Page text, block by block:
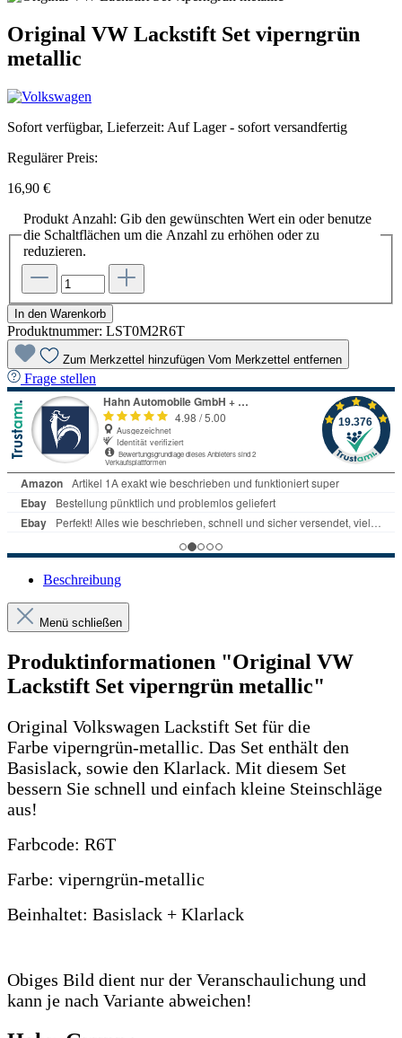
Original VW Lackstift Set viperngrün
metallic
Sofort verfügbar, Lieferzeit: Auf Lager - sofort versandfertig
Regulärer Preis:
16,90 €
Produkt Anzahl: Gib den gewünschten Wert ein oder benutze
die Schaltflächen um die Anzahl zu erhöhen oder zu
reduzieren.
In den Warenkorb
Produktnummer: LST0M2R6T
Zum Merkzettel hinzufügen Vom Merkzettel entfernen
Frage stellen
Beschreibung
Menü schließen
Produktinformationen "Original VW
Lackstift Set viperngrün metallic"
Original Volkswagen Lackstift Set für die
Farbe viperngrün-metallic. Das Set enthält den
Basislack, sowie den Klarlack. Mit diesem Set
bessern Sie schnell und einfach kleine Steinschläge
aus!
Farbcode: R6T
Farbe: viperngrün-metallic
Beinhaltet: Basislack + Klarlack
Obiges Bild dient nur der Veranschaulichung und
kann je nach Variante abweichen!